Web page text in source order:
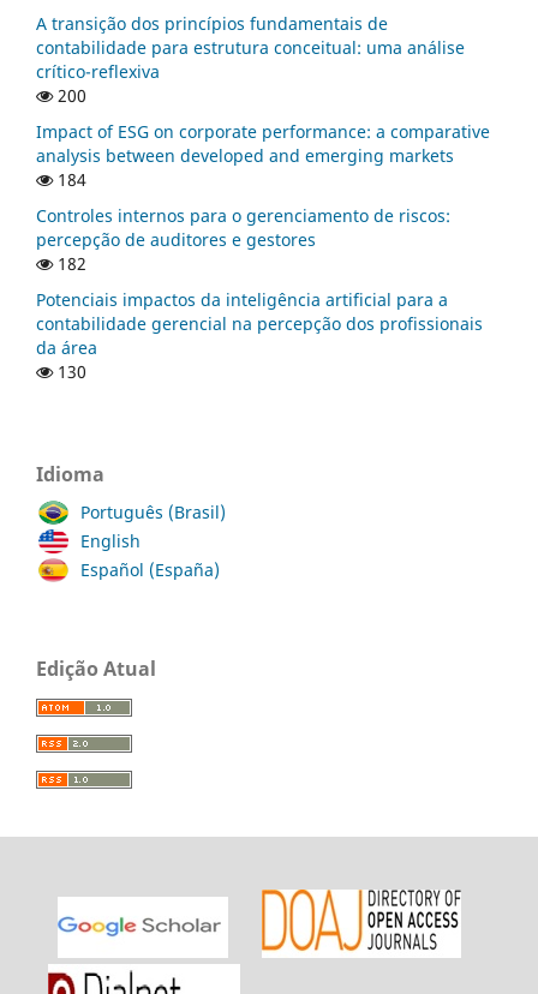
A transição dos princípios fundamentais de
contabilidade para estrutura conceitual: uma análise
crítico-reflexiva
200
Impact of ESG on corporate performance: a comparative
analysis between developed and emerging markets
184
Controles internos para o gerenciamento de riscos:
percepção de auditores e gestores
182
Potenciais impactos da inteligência artificial para a
contabilidade gerencial na percepção dos profissionais
da área
130
Idioma
Português (Brasil)
English
Español (España)
Edição Atual